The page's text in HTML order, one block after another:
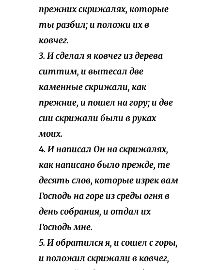
прежних скрижалях, которые
ты разбил; и положи их в
ковчег.
3. И сделал я ковчег из дерева
ситтим, и вытесал две
каменные скрижали, как
прежние, и пошел на гору; и две
сии скрижали были в руках
моих.
4. И написал Он на скрижалях,
как написано было прежде, те
десять слов, которые изрек вам
Господь на горе из среды огня в
день собрания, и отдал их
Господь мне.
5. И обратился я, и сошел с горы,
и положил скрижали в ковчег,